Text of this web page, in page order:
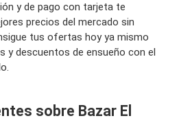
y de pago con tarjeta te
precios del mercado sin
tus ofertas hoy ya mismo
y descuentos de ensueño con el
sobre Bazar El